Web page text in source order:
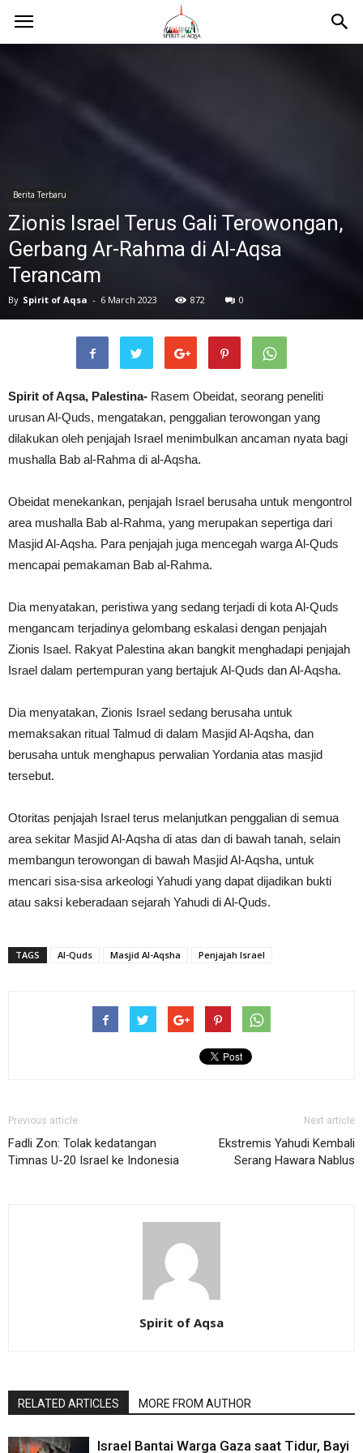
Berita Terbaru
Zionis Israel Terus Gali Terowongan,
Gerbang Ar-Rahma di Al-Aqsa
Terancam
By Spirit of Aqsa - 6 March 2023 872 0
Spirit of Aqsa, Palestina- Rasem Obeidat, seorang peneliti
urusan Al-Quds, mengatakan, penggalian terowongan yang
dilakukan oleh penjajah Israel menimbulkan ancaman nyata bagi
mushalla Bab al-Rahma di al-Aqsha.
Obeidat menekankan, penjajah Israel berusaha untuk mengontrol
area mushalla Bab al-Rahma, yang merupakan sepertiga dari
Masjid Al-Aqsha. Para penjajah juga mencegah warga Al-Quds
mencapai pemakaman Bab al-Rahma.
Dia menyatakan, peristiwa yang sedang terjadi di kota Al-Quds
mengancam terjadinya gelombang eskalasi dengan penjajah
Zionis Isael. Rakyat Palestina akan bangkit menghadapi penjajah
Israel dalam pertempuran yang bertajuk Al-Quds dan Al-Aqsha.
Dia menyatakan, Zionis Israel sedang berusaha untuk
memaksakan ritual Talmud di dalam Masjid Al-Aqsha, dan
berusaha untuk menghapus perwalian Yordania atas masjid
tersebut.
Otoritas penjajah Israel terus melanjutkan penggalian di semua
area sekitar Masjid Al-Aqsha di atas dan di bawah tanah, selain
membangun terowongan di bawah Masjid Al-Aqsha, untuk
mencari sisa-sisa arkeologi Yahudi yang dapat dijadikan bukti
atau saksi keberadaan sejarah Yahudi di Al-Quds.
TAGS Al-Quds Masjid Al-Aqsha Penjajah Israel
Previous article
Fadli Zon: Tolak kedatangan
Timnas U-20 Israel ke Indonesia
Next article
Ekstremis Yahudi Kembali
Serang Hawara Nablus
Spirit of Aqsa
RELATED ARTICLES MORE FROM AUTHOR
Israel Bantai Warga Gaza saat Tidur, Bayi